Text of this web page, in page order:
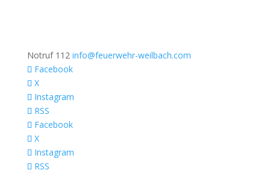
Notruf 112 info@feuerwehr-weilbach.com
Facebook
X
Instagram
RSS
Facebook
X
Instagram
RSS